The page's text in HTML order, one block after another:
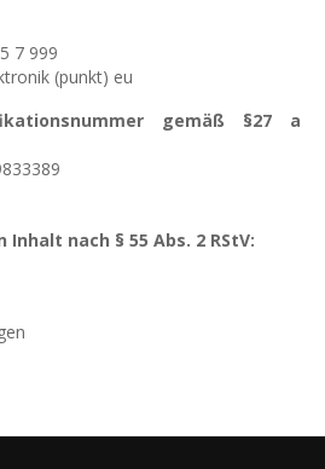
7 999
(punkt) eu
gemäß §27 a
nach § 55 Abs. 2 RStV: